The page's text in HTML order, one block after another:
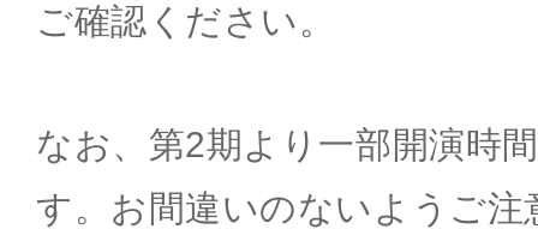
ご確認ください。
なお、第2期より一部開演時
す。お間違いのないようご注